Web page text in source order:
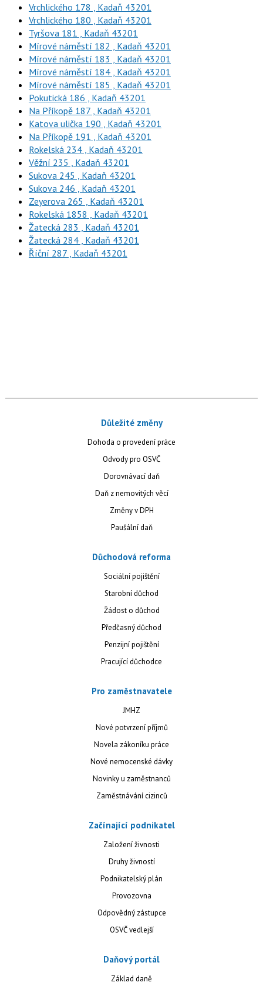
Vrchlického 178 , Kadaň 43201
Vrchlického 180 , Kadaň 43201
Tyršova 181 , Kadaň 43201
Mírové náměstí 182 , Kadaň 43201
Mírové náměstí 183 , Kadaň 43201
Mírové náměstí 184 , Kadaň 43201
Mírové náměstí 185 , Kadaň 43201
Pokutická 186 , Kadaň 43201
Na Příkopě 187 , Kadaň 43201
Katova ulička 190 , Kadaň 43201
Na Příkopě 191 , Kadaň 43201
Rokelská 234 , Kadaň 43201
Věžní 235 , Kadaň 43201
Sukova 245 , Kadaň 43201
Sukova 246 , Kadaň 43201
Zeyerova 265 , Kadaň 43201
Rokelská 1858 , Kadaň 43201
Žatecká 283 , Kadaň 43201
Žatecká 284 , Kadaň 43201
Říční 287 , Kadaň 43201
Důležité změny
Dohoda o provedení práce
Odvody pro OSVČ
Dorovnávací daň
Daň z nemovitých věcí
Změny v DPH
Paušální daň
Důchodová reforma
Sociální pojištění
Starobní důchod
Žádost o důchod
Předčasný důchod
Penzijní pojištění
Pracující důchodce
Pro zaměstnavatele
JMHZ
Nové potvrzení příjmů
Novela zákoníku práce
Nové nemocenské dávky
Novinky u zaměstnanců
Zaměstnávání cizinců
Začínající podnikatel
Založení živnosti
Druhy živností
Podnikatelský plán
Provozovna
Odpovědný zástupce
OSVČ vedlejší
Daňový portál
Základ daně